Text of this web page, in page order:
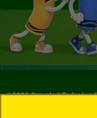
©2026Crayola® Todos los